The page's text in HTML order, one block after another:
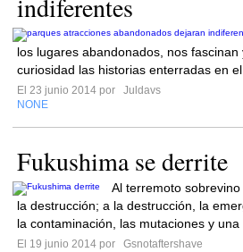
indiferentes
los lugares abandonados, nos
curiosidad las historias enterradas en el
El 23 junio 2014 por
Juldavs
NONE
Fukushima se derrite
Al terremoto
la destrucción; a la destrucción, la
la contaminación, las mutaciones y una
El 19 junio 2014 por
Gsnotaftershave